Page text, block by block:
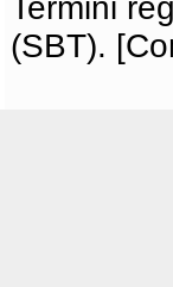
Termini
(SBT).